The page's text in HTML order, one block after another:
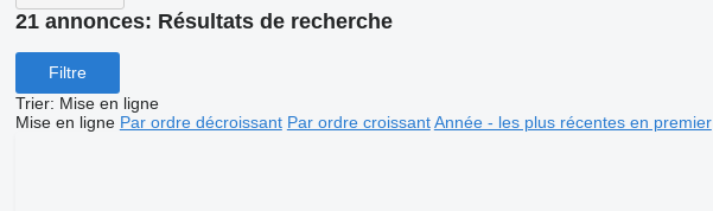
21 annonces: Résultats de recherche
Filtre
Trier: Mise en ligne
Mise en ligne Par ordre décroissant Par ordre croissant Année - les plus récentes en premier